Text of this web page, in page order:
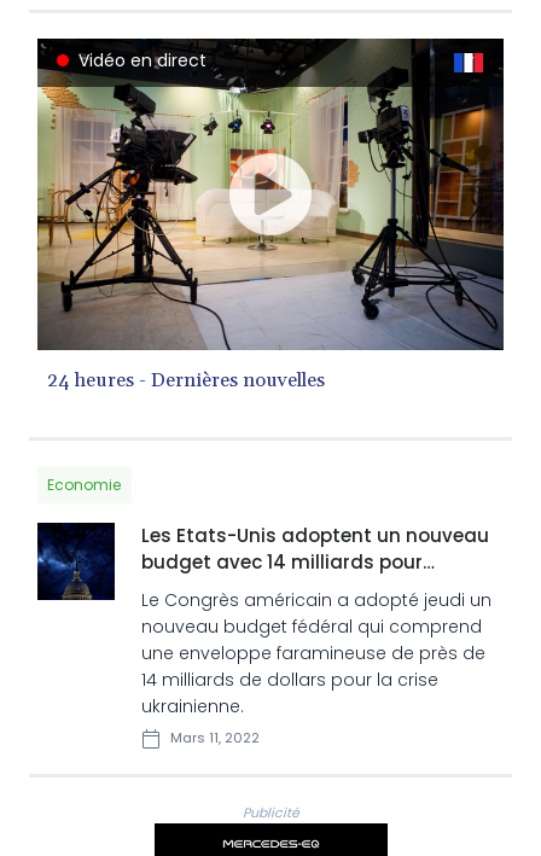
tracas pour d'autres.
Vidéo en direct
24 heures - Dernières nouvelles
Economie
Les Etats-Unis adoptent un nouveau
budget avec 14 milliards pour
l'Ukraine
Le Congrès américain a adopté jeudi un
nouveau budget fédéral qui comprend
une enveloppe faramineuse de près de
14 milliards de dollars pour la crise
ukrainienne.
Mars 11, 2022
Publicité